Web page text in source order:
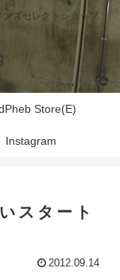
ンズセレクトショップ
Store(E)
Instagram
スタート
2012.09.14